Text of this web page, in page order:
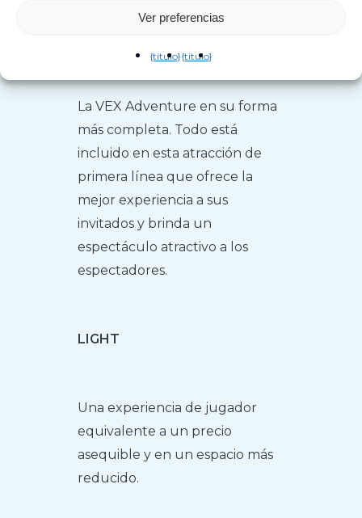
Ver preferencias
{título}{título}
La VEX Adventure en su forma
más completa. Todo está
incluido en esta atracción de
primera línea que ofrece la
mejor experiencia a sus
invitados y brinda un
espectáculo atractivo a los
espectadores.
LIGHT
Una experiencia de jugador
equivalente a un precio
asequible y en un espacio más
reducido.